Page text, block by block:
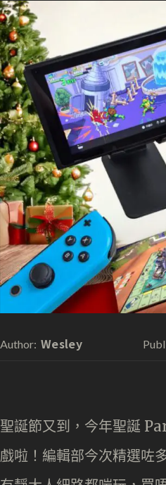
Author: Wesley
聖誕節又到，今年聖誕
戲啦！編輯部今次精選咗